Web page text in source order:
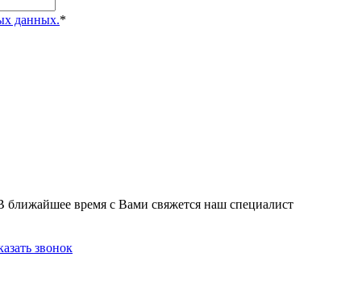
данных.*
время с Вами свяжется наш специалист
звонок